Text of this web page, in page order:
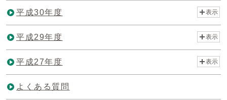
平成30年度 表示
平成29年度 表示
平成27年度 表示
よくある質問